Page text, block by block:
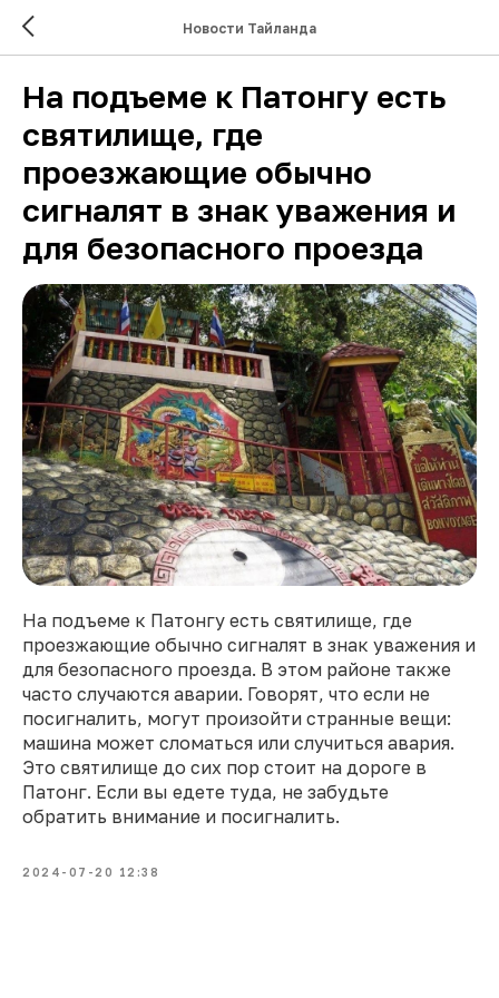
Новости Тайланда
На подъеме к Патонгу есть
святилище, где
проезжающие обычно
сигналят в знак уважения и
для безопасного проезда
На подъеме к Патонгу есть святилище, где
проезжающие обычно сигналят в знак уважения и
для безопасного проезда. В этом районе также
часто случаются аварии. Говорят, что если не
посигналить, могут произойти странные вещи:
машина может сломаться или случиться авария.
Это святилище до сих пор стоит на дороге в
Патонг. Если вы едете туда, не забудьте
обратить внимание и посигналить.
2024-07-20 12:38